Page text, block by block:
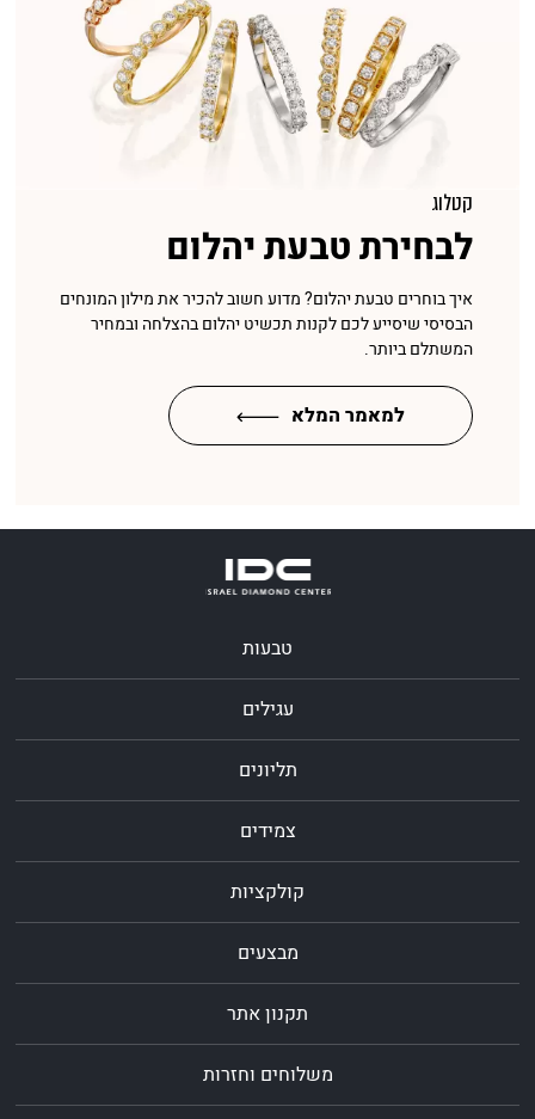
קטלוג
לבחירת טבעת יהלום
איך בוחרים טבעת יהלום? מדוע חשוב להכיר את מילון המונחים
הבסיסי שיסייע לכם לקנות תכשיט יהלום בהצלחה ובמחיר
המשתלם ביותר.
למאמר המלא
טבעות
עגילים
תליונים
צמידים
קולקציות
מבצעים
תקנון אתר
משלוחים וחזרות